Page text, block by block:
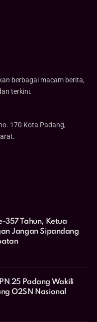
berbagai macam berita,
terkini.
170 Kota Padang,
357 Tahun, Ketua
Jangan Sipandang
25 Padang Wakili
O2SN Nasional